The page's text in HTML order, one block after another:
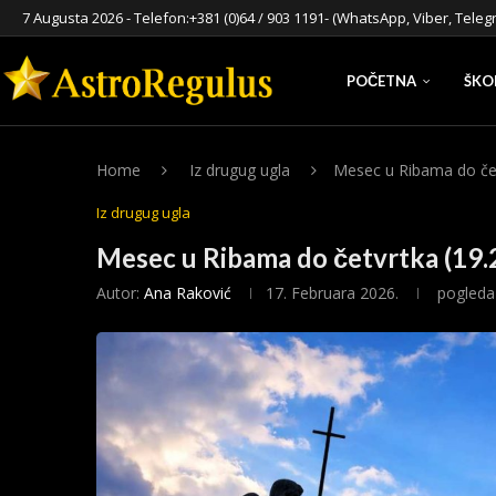
7 Augusta 2026 - Telefon:+381 (0)64 / 903 1191- (WhatsApp, Viber,
POČETNA
Home Iz drugug ugla Mesec u Ribama do
Iz drugug ugla
Mesec u Ribama do četvrtka
Autor: Ana Raković 17. Februara 2026. pogleda